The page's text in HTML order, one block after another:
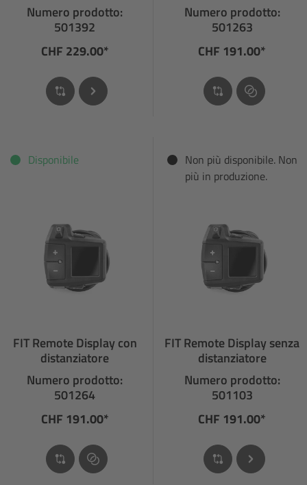
Numero prodotto:
501392
CHF 229.00*
Numero prodotto:
501263
CHF 191.00*
Disponibile
FIT Remote Display con
distanziatore
Numero prodotto:
501264
CHF 191.00*
Non più disponibile. Non
più in produzione.
FIT Remote Display senza
distanziatore
Numero prodotto:
501103
CHF 191.00*